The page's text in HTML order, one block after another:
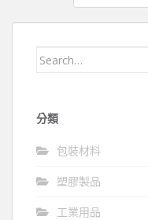
Search
分類
包裝材料
塑膠製品
工業用品